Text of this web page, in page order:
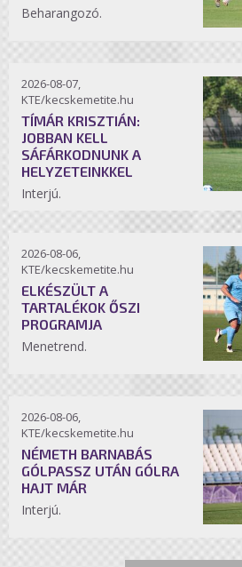
Beharangozó.
2026-08-07,
KTE/kecskemetite.hu
TÍMÁR KRISZTIÁN:
JOBBAN KELL
SÁFÁRKODNUNK A
HELYZETEINKKEL
Interjú.
2026-08-06,
KTE/kecskemetite.hu
ELKÉSZÜLT A
TARTALÉKOK ŐSZI
PROGRAMJA
Menetrend.
2026-08-06,
KTE/kecskemetite.hu
NÉMETH BARNABÁS
GÓLPASSZ UTÁN GÓLRA
HAJT MÁR
Interjú.